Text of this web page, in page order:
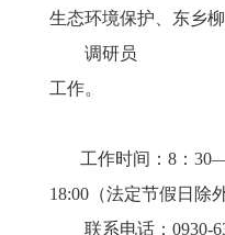
生态环境保护、东乡
调研员 汪生
工作。
工作时间：8：
18:00（法定节假日除外
联系电话：0930-